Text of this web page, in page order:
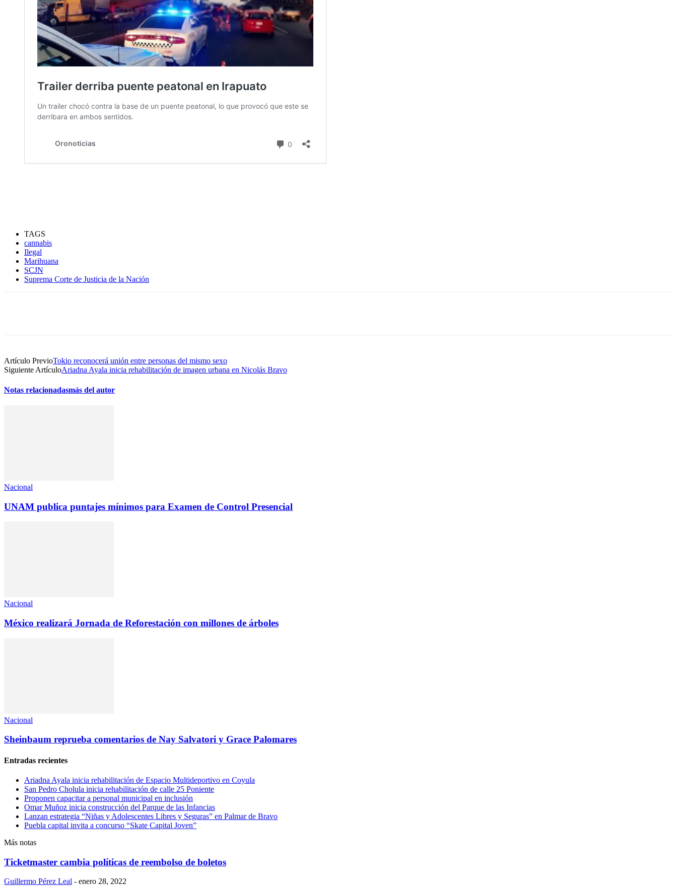
TAGS
cannabis
Ilegal
Marihuana
SCJN
Suprema Corte de Justicia de la Nación
Artículo PrevioTokio reconocerá unión entre personas del mismo sexo
Siguiente ArtículoAriadna Ayala inicia rehabilitación de imagen urbana en Nicolás Bravo
Notas relacionadasmás del autor
Nacional
UNAM publica puntajes mínimos para Examen de Control Presencial
Nacional
México realizará Jornada de Reforestación con millones de árboles
Nacional
Sheinbaum reprueba comentarios de Nay Salvatori y Grace Palomares
Entradas recientes
Ariadna Ayala inicia rehabilitación de Espacio Multideportivo en Coyula
San Pedro Cholula inicia rehabilitación de calle 25 Poniente
Proponen capacitar a personal municipal en inclusión
Omar Muñoz inicia construcción del Parque de las Infancias
Lanzan estrategia “Niñas y Adolescentes Libres y Seguras” en Palmar de Bravo
Puebla capital invita a concurso “Skate Capital Joven”
Más notas
Ticketmaster cambia políticas de reembolso de boletos
Guillermo Pérez Leal - enero 28, 2022